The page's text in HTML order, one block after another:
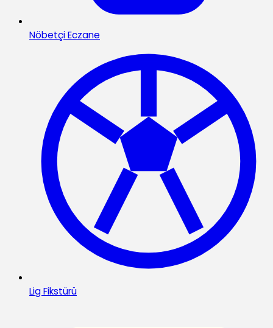
Nöbetçi Eczane
Lig Fikstürü